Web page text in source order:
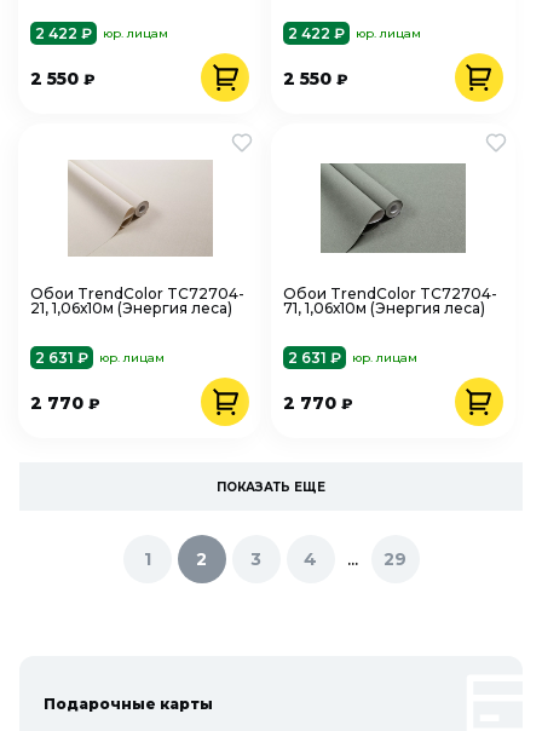
2 422 ₽ юр. лицам
2 550 ₽
2 422 ₽ юр. лицам
2 550₽
Обои TrendColor TC72704-
21, 1,06х10м (Энергия леса)
2 631 ₽ юр. лицам
2 770 ₽
Обои TrendColor TC72704-
71, 1,06х10м (Энергия леса)
2 631 ₽ юр. лицам
2 770₽
ПОКАЗАТЬ ЕЩЕ
1 2 3 4 ... 29
Подарочные карты